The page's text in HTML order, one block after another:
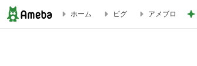
ホーム ピグ アメブロ